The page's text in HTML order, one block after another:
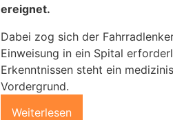
ereignet.
Dabei zog sich der
Einweisung in ein Spital
Erkenntnissen steht ein
Vordergrund.
Weiterlesen